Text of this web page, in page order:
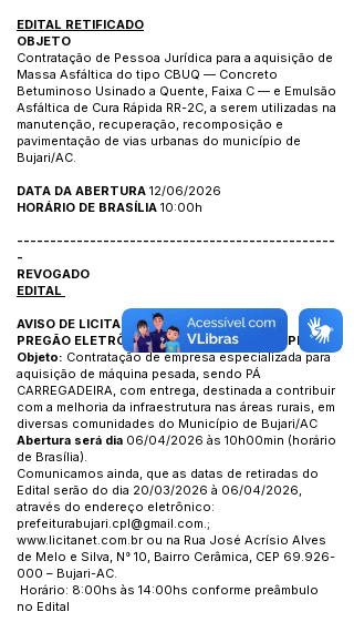
EDITAL RETIFICADO
OBJETO
Contratação de Pessoa Jurídica para a aquisição de
Massa Asfáltica do tipo CBUQ — Concreto
Betuminoso Usinado a Quente, Faixa C — e Emulsão
Asfáltica de Cura Rápida RR-2C, a serem utilizadas na
manutenção, recuperação, recomposição e
pavimentação de vias urbanas do município de
Bujari/AC.
DATA DA ABERTURA 12/06/2026
HORÁRIO DE BRASÍLIA 10:00h
------------------------------------------------
-
REVOGADO
EDITAL
AVISO DE LICITAÇÃO
PREGÃO ELETRÔNICO Nº004/2026 – CPL/PMBJ
Objeto: Contratação de empresa especializada para
aquisição de máquina pesada, sendo PÁ
CARREGADEIRA, com entrega, destinada a contribuir
com a melhoria da infraestrutura nas áreas rurais, em
diversas comunidades do Município de Bujari/AC
Abertura será dia 06/04/2026 às 10h00min (horário
de Brasília).
Comunicamos ainda, que as datas de retiradas do
Edital serão do dia 20/03/2026 à 06/04/2026,
através do endereço eletrônico:
prefeiturabujari.cpl@gmail.com.;
www.licitanet.com.br ou na Rua José Acrísio Alves
de Melo e Silva, N° 10, Bairro Cerâmica, CEP 69.926-
000 – Bujari-AC.
Horário: 8:00hs às 14:00hs conforme preâmbulo
no Edital